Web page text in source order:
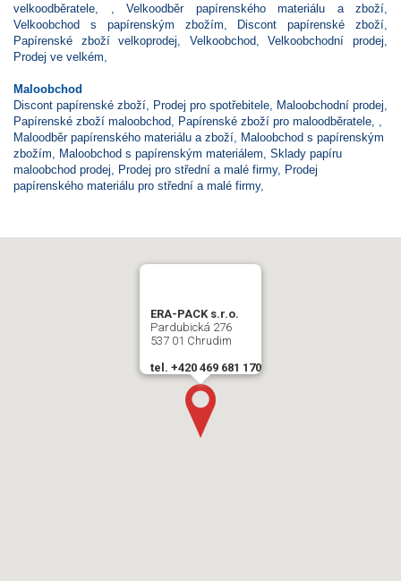
velkoodběratele
Velkoodběr papírenského materiálu a zboží
Velkoobchod s papírenským zbožím
Discont papírenské zboží
Papírenské zboží velkoprodej
Velkoobchod ,Velkoobchodní prodej
Prodej ve velkém
Maloobchod
Discont papírenské zboží
Prodej pro spotřebitele Maloobchodní prodej
Papírenské zboží maloobchod
Papírenské zboží pro maloodběratele
Maloodběr papírenského materiálu a zboží
Maloobchod s papírenským
zbožím
Maloobchod s papírenským materiálem Sklady papíru
maloobchod prodej
Prodej pro střední a malé firmy, Prodej
papírenského materiálu pro střední a malé firmy,
ERA-PACK s.r.o.
Pardubická 276
537 01 Chrudim
tel. +420 469 681 170